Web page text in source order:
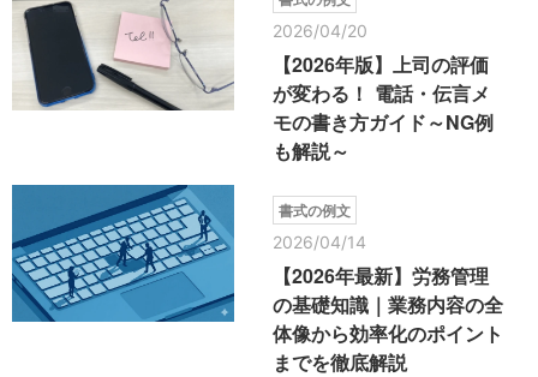
2026/04/20
【2026年版】上司の評価
が変わる！ 電話・伝言メ
モの書き方ガイド～NG例
も解説～
書式の例文
2026/04/14
【2026年最新】労務管理
の基礎知識｜業務内容の全
体像から効率化のポイント
までを徹底解説